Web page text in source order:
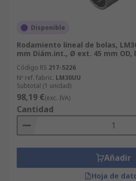
Disponible
Rodamiento lineal de bolas,
mm Diám.int., Ø ext. 45 mm OD,
Código RS 217-5226
Nº ref. fabric. LM30UU
Subtotal (1 unidad)
98,19 €(exc. IVA)
Cantidad
Añadir
Hoja de